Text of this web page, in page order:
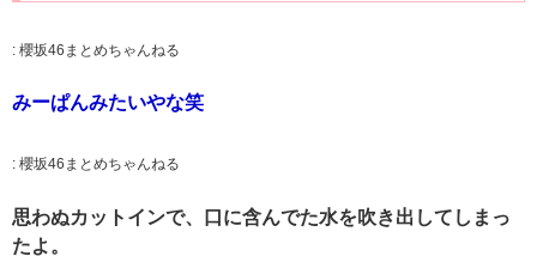
: 櫻坂46まとめちゃんねる
みーぱんみたいやな笑
: 櫻坂46まとめちゃんねる
思わぬカットインで、口に含んでた水を吹き出してしまっ
たよ。